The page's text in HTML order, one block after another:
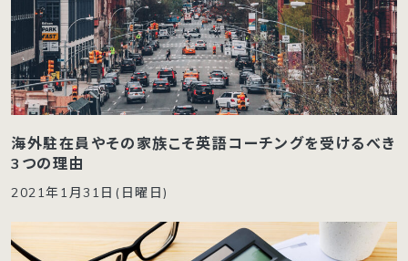
海外駐在員やその家族こそ英語コーチングを受けるべき
3つの理由
2021年1月31日(日曜日)